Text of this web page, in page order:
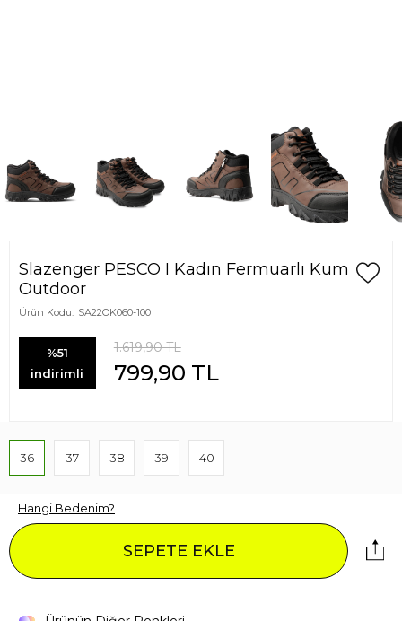
Slazenger PESCO I Kadın Fermuarlı Kum
Outdoor
Ürün Kodu: SA22OK060-100
%51
indirimli
1.619,90TL
799,90 TL
36 37 38 39 40
Hangi Bedenim?
SEPETE EKLE